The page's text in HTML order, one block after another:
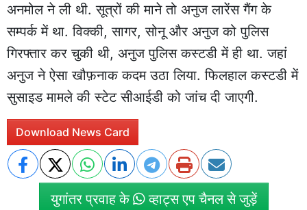
अनमोल ने ली थी. सूत्रों की माने तो अनुज लारेंस गैंग के
सम्पर्क में था. विक्की, सागर, सोनू और अनुज को पुलिस
गिरफ्तार कर चुकी थी, अनुज पुलिस कस्टडी में ही था. जहां
अनुज ने ऐसा खौफ़नाक कदम उठा लिया. फिलहाल कस्टडी में
सुसाइड मामले की स्टेट सीआईडी को जांच दी जाएगी.
Download News Card
युगांतर प्रवाह के व्हाट्स एप चैनल से जुड़ें